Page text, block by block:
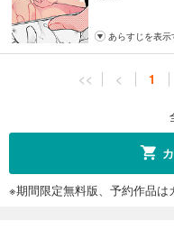
あらすじを表示
<< < 1
※期間限定無料版、予約作品は